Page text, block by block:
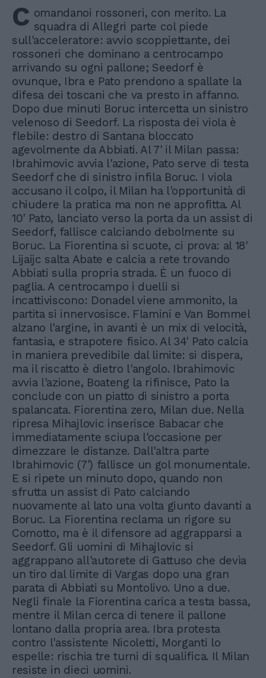
C omandanoi rossoneri, con merito. La
squadra di Allegri parte col piede
sull'acceleratore: avvio scoppiettante, dei
rossoneri che dominano a centrocampo
arrivando su ogni pallone; Seedorf è
ovunque, Ibra e Pato prendono a spallate la
difesa dei toscani che va presto in affanno.
Dopo due minuti Boruc intercetta un sinistro
velenoso di Seedorf. La risposta dei viola è
flebile: destro di Santana bloccato
agevolmente da Abbiati. Al 7' il Milan passa:
Ibrahimovic avvia l'azione, Pato serve di testa
Seedorf che di sinistro infila Boruc. I viola
accusano il colpo, il Milan ha l'opportunità di
chiudere la pratica ma non ne approfitta. Al
10' Pato, lanciato verso la porta da un assist di
Seedorf, fallisce calciando debolmente su
Boruc. La Fiorentina si scuote, ci prova: al 18'
Lijaijc salta Abate e calcia a rete trovando
Abbiati sulla propria strada. È un fuoco di
paglia. A centrocampo i duelli si
incattiviscono: Donadel viene ammonito, la
partita si innervosisce. Flamini e Van Bommel
alzano l'argine, in avanti è un mix di velocità,
fantasia, e strapotere fisico. Al 34' Pato calcia
in maniera prevedibile dal limite: si dispera,
ma il riscatto è dietro l'angolo. Ibrahimovic
avvia l'azione, Boateng la rifinisce, Pato la
conclude con un piatto di sinistro a porta
spalancata. Fiorentina zero, Milan due. Nella
ripresa Mihajlovic inserisce Babacar che
immediatamente sciupa l'occasione per
dimezzare le distanze. Dall'altra parte
Ibrahimovic (7') fallisce un gol monumentale.
E si ripete un minuto dopo, quando non
sfrutta un assist di Pato calciando
nuovamente al lato una volta giunto davanti a
Boruc. La Fiorentina reclama un rigore su
Comotto, ma è il difensore ad aggrapparsi a
Seedorf. Gli uomini di Mihajlovic si
aggrappano all'autorete di Gattuso che devìa
un tiro dal limite di Vargas dopo una gran
parata di Abbiati su Montolivo. Uno a due.
Negli finale la Fiorentina carica a testa bassa,
mentre il Milan cerca di tenere il pallone
lontano dalla propria area. Ibra protesta
contro l'assistente Nicoletti, Morganti lo
espelle: rischia tre turni di squalifica. Il Milan
resiste in dieci uomini.